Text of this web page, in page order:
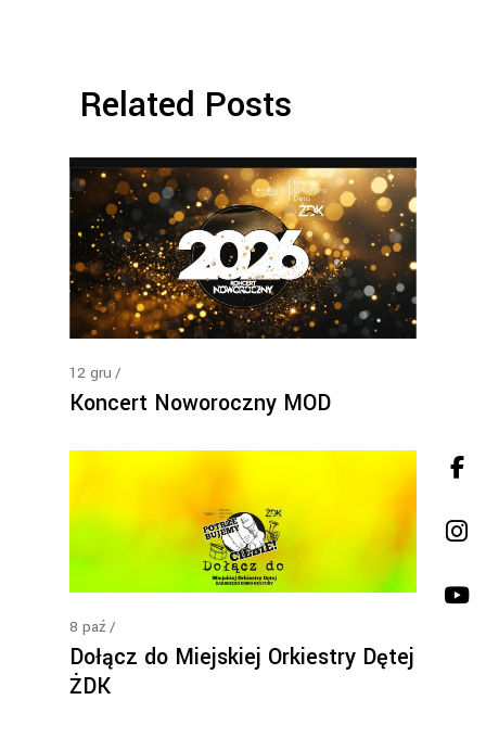
Related Posts
12 gru
Koncert Noworoczny MOD
8 paź
Dołącz do Miejskiej Orkiestry Dętej
ŻDK